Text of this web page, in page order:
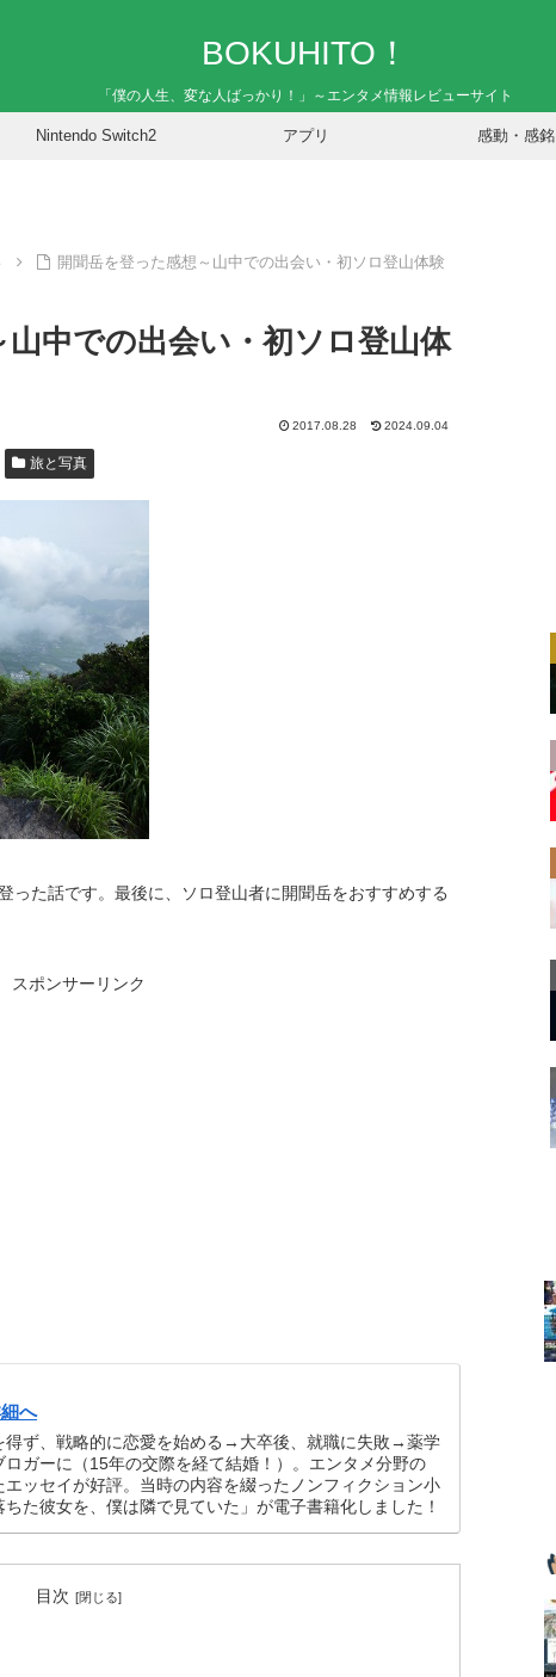
BOKUHITO！
「僕の人生、変な人ばっかり！」～エンタメ情報レビューサイト
Nintendo Switch2 アプリ 感動・感銘
開聞岳を登った感想～山中での出会い・初ソロ登山体験
山中での出会い・初ソロ登山体
2017.08.28 2024.09.04
旅と写真
った話です。最後に、ソロ登山者に開聞岳をおすすめする
スポンサーリンク
へ
得ず、戦略的に恋愛を始める→大卒後、就職に失敗→薬学
ガーに（15年の交際を経て結婚！）。エンタメ分野の
エッセイが好評。当時の内容を綴ったノンフィクション小
た彼女を、僕は隣で見ていた」が電子書籍化しました！
目次